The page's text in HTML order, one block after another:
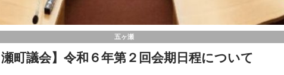
五ヶ瀬
瀬町議会】令和６年第２回会期日程について